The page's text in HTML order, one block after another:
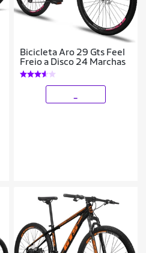
Bicicleta Aro 29 Gts Feel
Freio a Disco 24 Marchas